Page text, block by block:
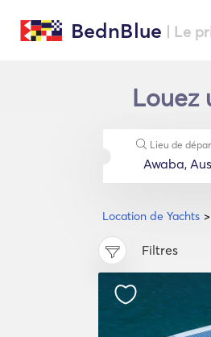
BednBlue | Le
Louez
Location de Yachts
Lieu de
Filtres